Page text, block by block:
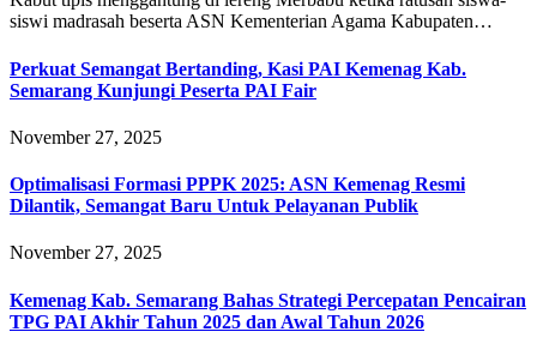
siswi madrasah beserta ASN Kementerian Agama Kabupaten…
Perkuat Semangat Bertanding, Kasi PAI Kemenag Kab.
Semarang Kunjungi Peserta PAI Fair
November 27, 2025
Optimalisasi Formasi PPPK 2025: ASN Kemenag Resmi
Dilantik, Semangat Baru Untuk Pelayanan Publik
November 27, 2025
Kemenag Kab. Semarang Bahas Strategi Percepatan Pencairan
TPG PAI Akhir Tahun 2025 dan Awal Tahun 2026